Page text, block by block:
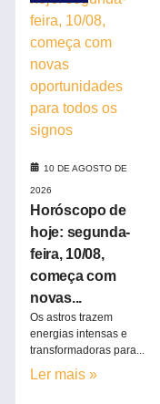
após
carro
barranco
Homem
morre
10 DE AGOSTO DE
2026
Horóscopo de
hoje: segunda-
feira, 10/08,
começa com
novas...
Os astros trazem
energias intensas e
transformadoras para...
Ler mais »